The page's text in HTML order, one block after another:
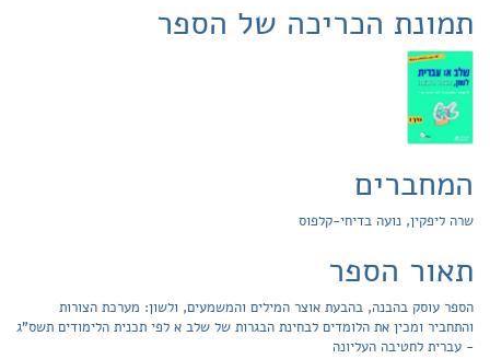
תמונת הכריכה של הספר
המחברים
שרה ליפקין, נועה בדיחי-קלפוס
תאור הספר
הספר עוסק בהבנה, בהבעת אוצר המילים והמשמעים, ולשון: מערכת הצורות
והתחביר ומכין את הלומדים לבחינת הבגרות של שלב א לפי תכנית הלימודים תשס"ג
- עברית לחטיבה העליונה